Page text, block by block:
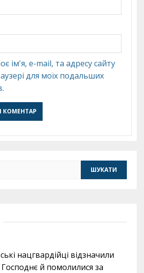
ім'я, e-mail, та адресу сайту
для моїх подальших
нацгвардійці відзначили
й помолилися за